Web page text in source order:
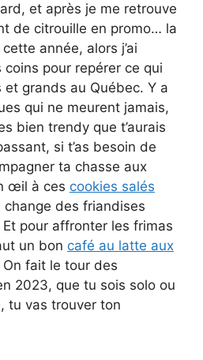
et après je me retrouve
de citrouille en promo… la
année, alors j’ai
pour repérer ce qui
grands au Québec. Y a
qui ne meurent jamais,
bien trendy que t’aurais
si t’as besoin de
ta chasse aux
œil à ces cookies salés
change des friandises
pour affronter les frimas
un bon café au latte aux
On fait le tour des
2023, que tu sois solo ou
tu vas trouver ton